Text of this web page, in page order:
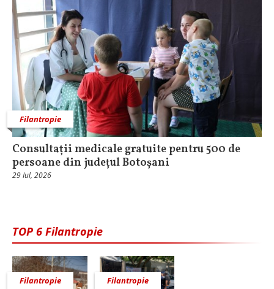
Filantropie
Consultații medicale gratuite pentru 500 de
persoane din județul Botoșani
29 Iul, 2026
TOP 6 Filantropie
Filantropie Filantropie